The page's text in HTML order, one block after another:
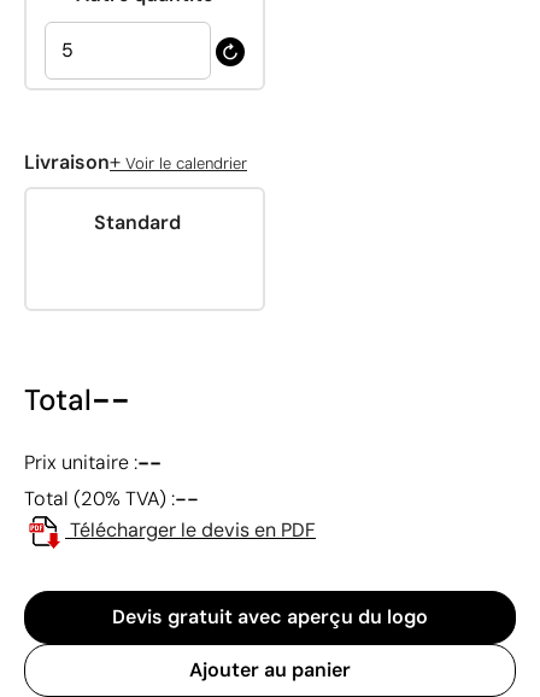
Livraison+ Voir le calendrier
Standard
Total--
Prix unitaire :--
Total (20% TVA) :--
Télécharger le devis en PDF
Devis gratuit avec aperçu du logo
Ajouter au panier